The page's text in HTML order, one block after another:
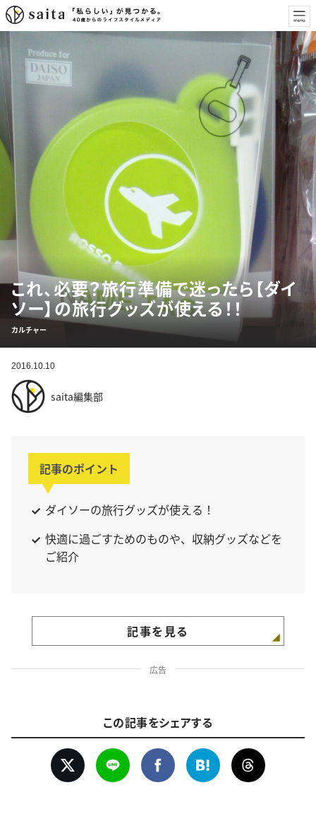
これ、必要？旅行準備で迷ったら【ダイ
ソー】の旅行グッズが使える！！
カルチャー
2016.10.10
saita編集部
記事のポイント
ダイソーの旅行グッズが使える！
快適に過ごすためのものや、収納グッズなどを
ご紹介
記事を見る
広告
この記事をシェアする